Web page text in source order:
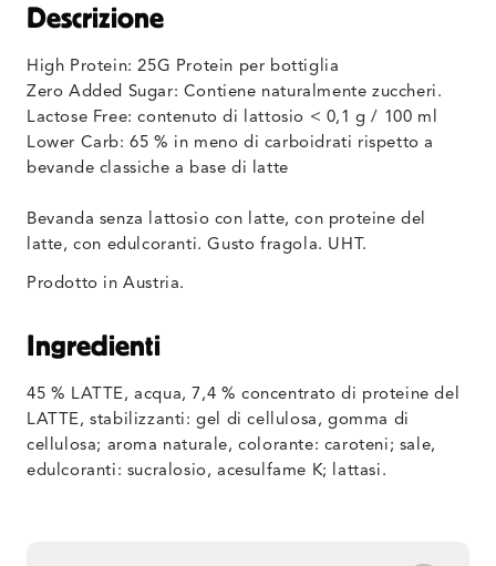
Descrizione
High Protein: 25G Protein per bottiglia
Zero Added Sugar: Contiene naturalmente zuccheri.
Lactose Free: contenuto di lattosio < 0,1 g / 100 ml
Lower Carb:65 % in meno di carboidrati rispetto a
bevande classiche a base di latte
Bevanda senza lattosio con latte, con proteine del
latte, con edulcoranti. Gusto fragola. UHT.
Prodotto in Austria.
Ingredienti
45 % LATTE, acqua, 7,4 % concentrato di proteine del
LATTE, stabilizzanti: gel di cellulosa, gomma di
cellulosa; aroma naturale, colorante: caroteni; sale,
edulcoranti: sucralosio, acesulfame K; lattasi.